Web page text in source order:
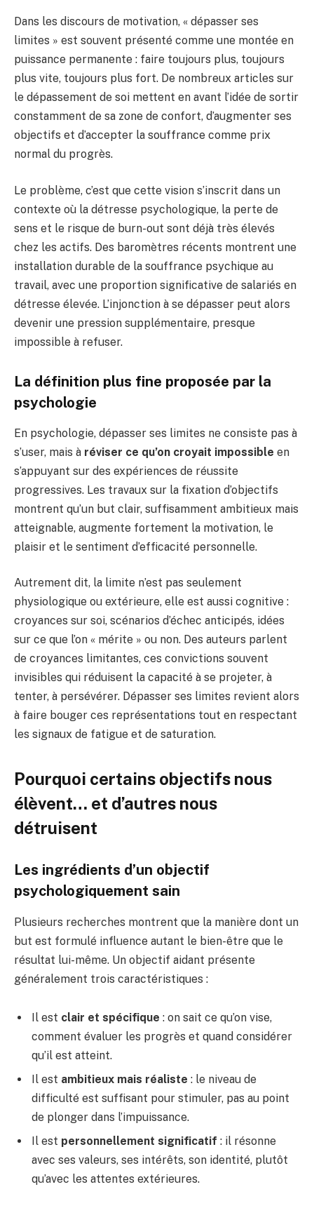
Dans les discours de motivation, « dépasser ses
limites » est souvent présenté comme une montée en
puissance permanente : faire toujours plus, toujours
plus vite, toujours plus fort. De nombreux articles sur
le dépassement de soi mettent en avant l’idée de sortir
constamment de sa zone de confort, d’augmenter ses
objectifs et d’accepter la souffrance comme prix
normal du progrès.
Le problème, c’est que cette vision s’inscrit dans un
contexte où la détresse psychologique, la perte de
sens et le risque de burn-out sont déjà très élevés
chez les actifs. Des baromètres récents montrent une
installation durable de la souffrance psychique au
travail, avec une proportion significative de salariés en
détresse élevée. L’injonction à se dépasser peut alors
devenir une pression supplémentaire, presque
impossible à refuser.
La définition plus fine proposée par la
psychologie
En psychologie, dépasser ses limites ne consiste pas à
s’user, mais à réviser ce qu’on croyait impossible en
s’appuyant sur des expériences de réussite
progressives. Les travaux sur la fixation d’objectifs
montrent qu’un but clair, suffisamment ambitieux mais
atteignable, augmente fortement la motivation, le
plaisir et le sentiment d’efficacité personnelle.
Autrement dit, la limite n’est pas seulement
physiologique ou extérieure, elle est aussi cognitive :
croyances sur soi, scénarios d’échec anticipés, idées
sur ce que l’on « mérite » ou non. Des auteurs parlent
de croyances limitantes, ces convictions souvent
invisibles qui réduisent la capacité à se projeter, à
tenter, à persévérer. Dépasser ses limites revient alors
à faire bouger ces représentations tout en respectant
les signaux de fatigue et de saturation.
Pourquoi certains objectifs nous
élèvent… et d’autres nous
détruisent
Les ingrédients d’un objectif
psychologiquement sain
Plusieurs recherches montrent que la manière dont un
but est formulé influence autant le bien-être que le
résultat lui-même. Un objectif aidant présente
généralement trois caractéristiques :
Il est clair et spécifique : on sait ce qu’on vise,
comment évaluer les progrès et quand considérer
qu’il est atteint.
Il est ambitieux mais réaliste : le niveau de
difficulté est suffisant pour stimuler, pas au point
de plonger dans l’impuissance.
Il est personnellement significatif : il résonne
avec ses valeurs, ses intérêts, son identité, plutôt
qu’avec les attentes extérieures.